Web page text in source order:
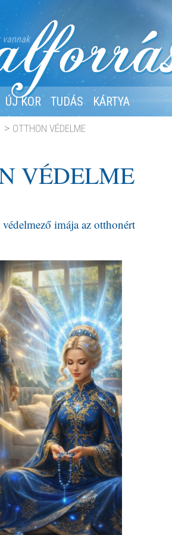
vannak
ÚJ KOR TUDÁS KÁRTYA
OTTHON VÉDELME
VÉDELME
imája az otthonért